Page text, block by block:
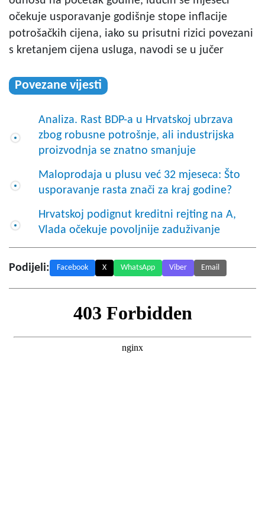
očekuje usporavanje godišnje stope inflacije
potrošačkih cijena, iako su prisutni rizici povezani
s kretanjem cijena usluga, navodi se u jučer
Povezane vijesti
Analiza. Rast BDP-a u Hrvatskoj ubrzava
zbog robusne potrošnje, ali industrijska
proizvodnja se znatno smanjuje
Maloprodaja u plusu već 32 mjeseca: Što
usporavanje rasta znači za kraj godine?
Hrvatskoj podignut kreditni rejting na A,
Vlada očekuje povoljnije zaduživanje
Podijeli: Facebook X WhatsApp Viber Email